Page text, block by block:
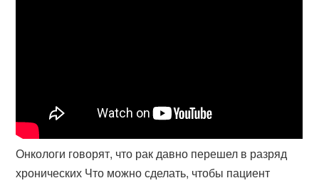
Онкологи говорят, что рак давно перешел в разряд
хронических Что можно сделать, чтобы пациент